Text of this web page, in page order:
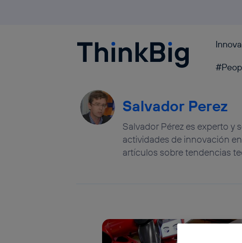
Blogthinkbig.com
Salvador Perez
Salvador Pérez es experto
actividades de innovación
artículos sobre tendencias